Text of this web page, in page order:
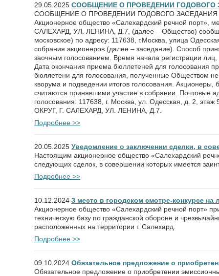
29.05.2025 СООБЩЕНИЕ О ПРОВЕДЕНИИ
СООБЩЕНИЕ О ПРОВЕДЕНИИ ГОДОВОГО ЗАСЕДАНИЯ
Акционерное общество «Салехардский речной
САЛЕХАРД, УЛ. ЛЕНИНА, Д.7, (далее – Общество)
московское) по адресу: 117638, г.Москва, улица
собрания акционеров (далее – заседание). Способ
заочным голосованием. Время начала регистрации
Дата окончания приема бюллетеней для голосования
бюллетени для голосования, полученные Обществом
кворума и подведении итогов голосования.
считаются принявшими участие в собрании. Почтовые
голосования: 117638, г. Москва, ул. Одесская, д. 2,
ОКРУГ, Г. САЛЕХАРД, УЛ. ЛЕНИНА, Д.7.
Подробнее >>
20.05.2025 Уведомление о заключении сделки, в
Настоящим акционерное общество «Салехардский
следующих сделок, в совершении которых имеется
Подробнее >>
10.12.2024 3 место в городском смотре-конкурсе
Акционерное общество «Салехардский речной порт»
техническую базу по гражданской обороне и
расположенных на территории г. Салехард.
Подробнее >>
09.10.2024 Обязательное предложение о
Обязательное предложение о приобретении